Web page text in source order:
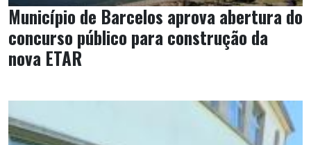
Município de Barcelos aprova abertura do
concurso público para construção da
nova ETAR